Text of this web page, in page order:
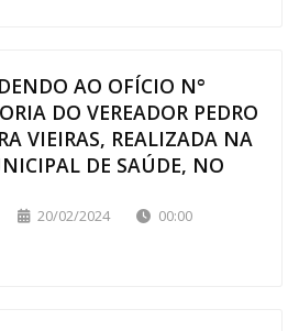
AO OFÍCIO N°
DO VEREADOR PEDRO
VIEIRAS, REALIZADA NA
DE SAÚDE, NO
20/02/2024
00:00